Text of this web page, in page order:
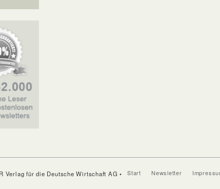
Verlag für die Deutsche Wirtschaft AG • Start Newsletter